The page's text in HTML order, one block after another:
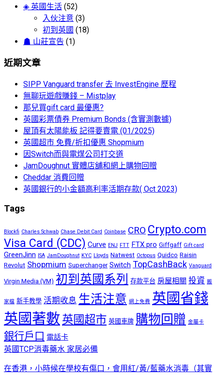
◈ 英國生活 (52)
入伙注意 (3)
初到英國 (18)
☗ 山莊宣告 (1)
近期文章
SIPP Vanguard transfer 去 InvestEngine 歷程
無聊玩遊戲賺錢 – Mistplay
那兒買gift card 最優惠?
英國彩票債券 Premium Bonds (含實測數據)
屋頂有太陽能板 記得要賣電 (01/2025)
英國超市 免費/折扣優惠 Shopmium
因Switch而與電煤公司打交道
JamDoughnut 實體店舖和網上購物回贈
Cheddar 消費回贈
英國銀行的小金額高利率活期存款( Oct 2023)
Tags
Blockfi Charles Schwab Chase Debit Card Coinbase CRO Crypto.com
Visa Card (CDC) Curve ENJ FTT FTX pro Giffgaff Gift card
GreenJinn ISA JamDoughnut KYC Lloyds Natwest Octopus Quidco Raisin
Revolut Shopmium Superchanger Switch TopCashBack Vanguard
Virgin Media (VM) 初到英國系列 存款平台 房屋相關 投資 搬
家檔 新手教學 活期收息 生活注意 網上免費 英國省錢
英國著數英國超市 英國車牌 購物回贈 金屬卡
銀行戶口 電話卡
英國TCP消毒藥水 家居必備
在香港，小時候在學校有傷口，會用紅/黃/藍藥水消毒（其實